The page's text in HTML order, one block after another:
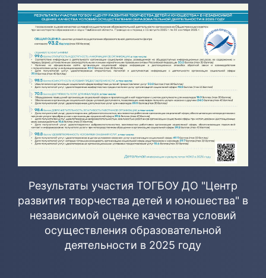
Результаты участия ТОГБОУ ДО "Центр
развития творчества детей и юношества" в
независимой оценке качества условий
осуществления образовательной
деятельности в 2025 году